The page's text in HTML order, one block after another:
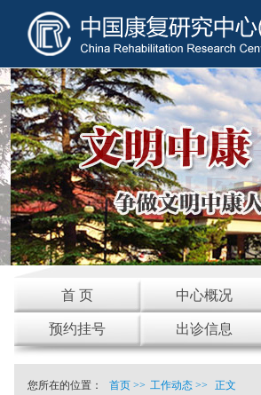
首 页 中心概况
预约挂号 出诊信息
您所在的位置： 首页>> 工作动态>> 正文